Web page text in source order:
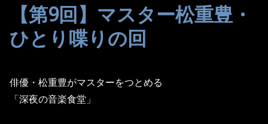
【第9回】マスター松重豊・
ひとり喋りの回
俳優・松重豊がマスターをつとめる
「深夜の音楽食堂」